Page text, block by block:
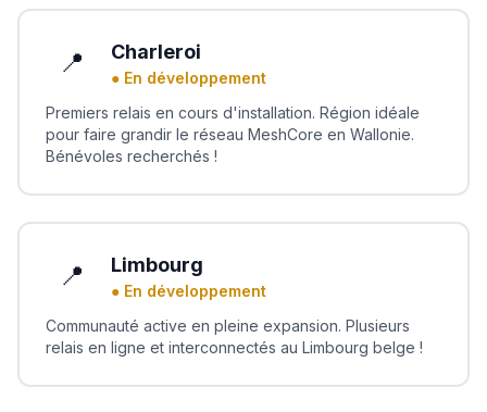
📍 Charleroi
● En développement
Premiers relais en cours d'installation. Région idéale
pour faire grandir le réseau MeshCore en Wallonie.
Bénévoles recherchés !
📍 Limbourg
● En développement
Communauté active en pleine expansion. Plusieurs
relais en ligne et interconnectés au Limbourg belge !